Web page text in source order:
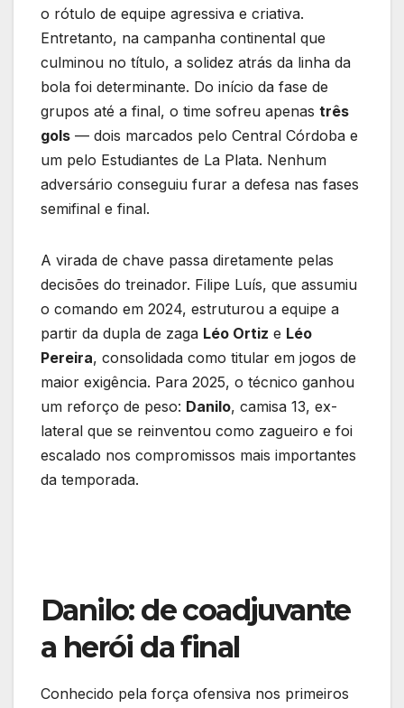
o rótulo de equipe agressiva e criativa.
Entretanto, na campanha continental que
culminou no título, a solidez atrás da linha da
bola foi determinante. Do início da fase de
grupos até a final, o time sofreu apenas três
gols — dois marcados pelo Central Córdoba e
um pelo Estudiantes de La Plata. Nenhum
adversário conseguiu furar a defesa nas fases
semifinal e final.
A virada de chave passa diretamente pelas
decisões do treinador. Filipe Luís, que assumiu
o comando em 2024, estruturou a equipe a
partir da dupla de zaga Léo Ortiz e Léo
Pereira, consolidada como titular em jogos de
maior exigência. Para 2025, o técnico ganhou
um reforço de peso: Danilo, camisa 13, ex-
lateral que se reinventou como zagueiro e foi
escalado nos compromissos mais importantes
da temporada.
Danilo: de coadjuvante
a herói da final
Conhecido pela força ofensiva nos primeiros